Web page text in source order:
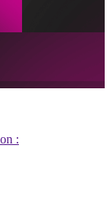
: